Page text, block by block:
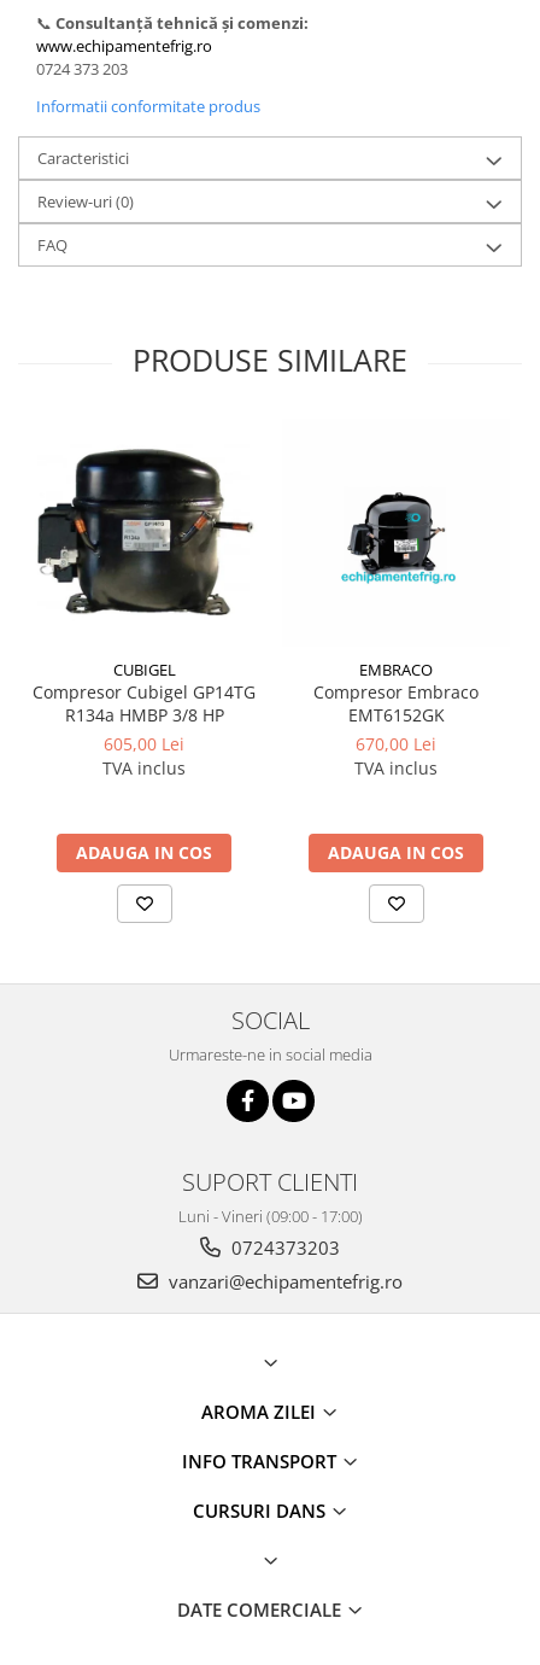
📞 Consultanță tehnică și comenzi:
www.echipamentefrig.ro
0724 373 203
Informatii conformitate produs
Caracteristici
Review-uri(0)
FAQ
PRODUSE SIMILARE
CUBIGEL
Compresor Cubigel GP14TG
R134a HMBP 3/8 HP
605,00 Lei
TVA inclus
ADAUGA IN COS
EMBRACO
Compresor Embraco
EMT6152GK
670,00 Lei
TVA inclus
ADAUGA IN COS
SOCIAL
Urmareste-ne in social media
SUPORT CLIENTI
Luni - Vineri (09:00 - 17:00)
0724373203
vanzari@echipamentefrig.ro
AROMA ZILEI
INFO TRANSPORT
CURSURI DANS
DATE COMERCIALE